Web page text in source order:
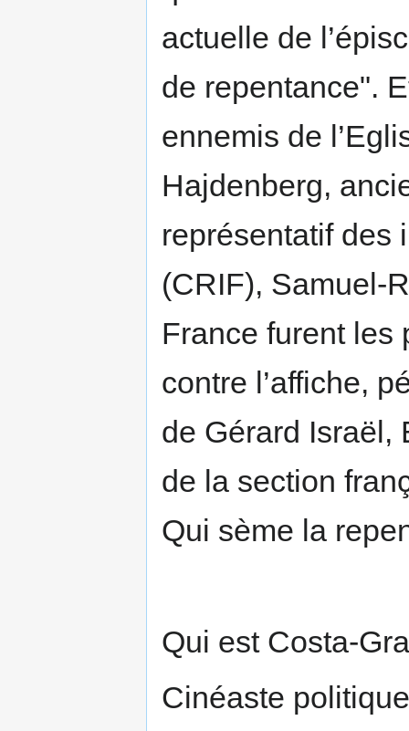
actuelle de
de repentance".
ennemis de
Hajdenberg,
représentatif des
(CRIF), Samuel-
France furent les
contre l’affiche,
de Gérard Israël,
de la section
Qui sème la
Qui est Costa-
Cinéaste